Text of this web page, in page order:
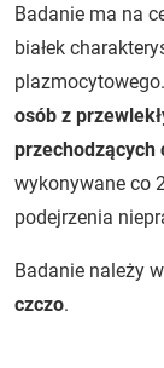
Badanie ma na
białek
osób z
przechodzących
wykonywane co
podejrzenia
Badanie należy
czczo.